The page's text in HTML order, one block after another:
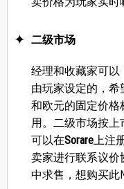
二级市场
经理和收藏家可以
由玩家设定的，希
和欧元的固定价格
用。二级市场按
可以在Sorare上注
卖家进行联系议价
中求售，想购买此